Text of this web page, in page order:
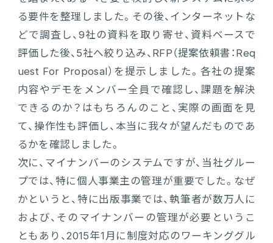
る要件を整理しました。その後、インターネットな
どで調査し、9社の資料を取り寄せ、資料ベースで
評価した後、5社へ絞り込み、RFP（提案依頼書：Req
uest For Proposal）を提示しました。各社の提案
内容やデモをメンバー全員で確認し、課題を解決
できるのか？はもちろんのこと、実際の画面を見
て、操作性も評価し、本当に我々が望んだものであ
るかを確認しました。
次に、マイナンバーのシステムですが、当社グルー
プでは、特に個人事業主の管理が重要でした。なぜ
かというと、特に出版事業では、執筆者が数万人に
および、そのマイナンバーの管理が必要というこ
ともあり、2015年1月に制度対応のワーキンググル